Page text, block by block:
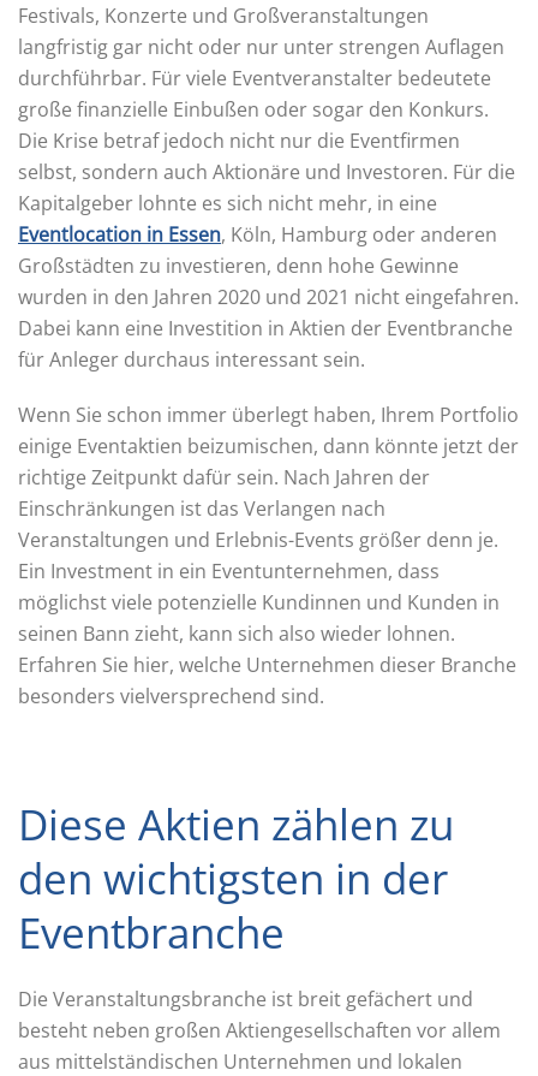
Festivals, Konzerte und Großveranstaltungen
langfristig gar nicht oder nur unter strengen Auflagen
durchführbar. Für viele Eventveranstalter bedeutete
große finanzielle Einbußen oder sogar den Konkurs.
Die Krise betraf jedoch nicht nur die Eventfirmen
selbst, sondern auch Aktionäre und Investoren. Für die
Kapitalgeber lohnte es sich nicht mehr, in eine
Eventlocation in Essen, Köln, Hamburg oder anderen
Großstädten zu investieren, denn hohe Gewinne
wurden in den Jahren 2020 und 2021 nicht eingefahren.
Dabei kann eine Investition in Aktien der Eventbranche
für Anleger durchaus interessant sein.
Wenn Sie schon immer überlegt haben, Ihrem Portfolio
einige Eventaktien beizumischen, dann könnte jetzt der
richtige Zeitpunkt dafür sein. Nach Jahren der
Einschränkungen ist das Verlangen nach
Veranstaltungen und Erlebnis-Events größer denn je.
Ein Investment in ein Eventunternehmen, dass
möglichst viele potenzielle Kundinnen und Kunden in
seinen Bann zieht, kann sich also wieder lohnen.
Erfahren Sie hier, welche Unternehmen dieser Branche
besonders vielversprechend sind.
Diese Aktien zählen zu
den wichtigsten in der
Eventbranche
Die Veranstaltungsbranche ist breit gefächert und
besteht neben großen Aktiengesellschaften vor allem
aus mittelständischen Unternehmen und lokalen